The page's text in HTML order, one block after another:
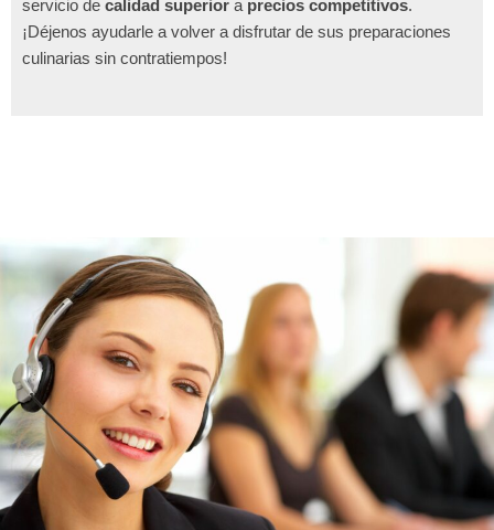
servicio de calidad superior a precios competitivos.
¡Déjenos ayudarle a volver a disfrutar de sus preparaciones
culinarias sin contratiempos!